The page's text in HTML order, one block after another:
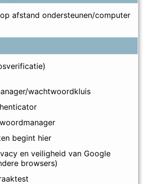
afstand ondersteunen/computer
wachtwoordkluis
begint hier
en veiligheid van Google
browsers)